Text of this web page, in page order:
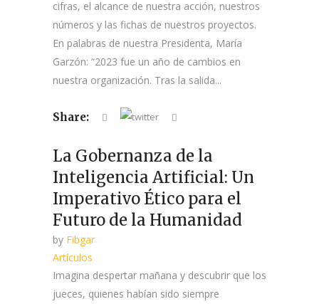
cifras, el alcance de nuestra acción, nuestros
números y las fichas de nuestros proyectos.
En palabras de nuestra Presidenta, María
Garzón: “2023 fue un año de cambios en
nuestra organización. Tras la salida...
Share:
La Gobernanza de la
Inteligencia Artificial: Un
Imperativo Ético para el
Futuro de la Humanidad
by Fibgar
Artículos
Imagina despertar mañana y descubrir que los
jueces, quienes habían sido siempre